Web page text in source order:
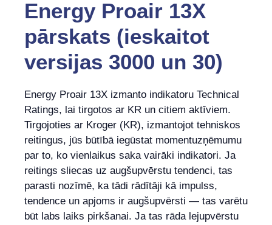
Energy Proair 13X
pārskats (ieskaitot
versijas 3000 un 30)
Energy Proair 13X izmanto indikatoru Technical
Ratings, lai tirgotos ar KR un citiem aktīviem.
Tirgojoties ar Kroger (KR), izmantojot tehniskos
reitingus, jūs būtībā iegūstat momentuzņēmumu
par to, ko vienlaikus saka vairāki indikatori. Ja
reitings sliecas uz augšupvērstu tendenci, tas
parasti nozīmē, ka tādi rādītāji kā impulss,
tendence un apjoms ir augšupvērsti — tas varētu
būt labs laiks pirkšanai. Ja tas rāda lejupvērstu